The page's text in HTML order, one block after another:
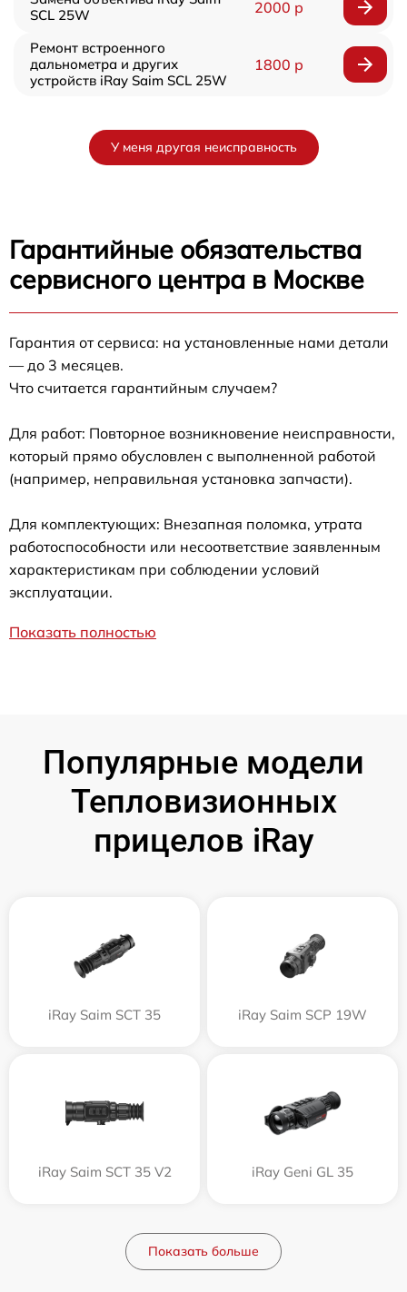
SCL 25W
2000 р
Ремонт встроенного
дальнометра и других
устройств iRay Saim SCL 25W
1800 р
У меня другая неисправность
Гарантийные обязательства
сервисного центра в Москве
Гарантия от сервиса: на установленные нами детали
— до 3 месяцев.
Что считается гарантийным случаем?
Для работ: Повторное возникновение неисправности,
который прямо обусловлен с выполненной работой
(например, неправильная установка запчасти).
Для комплектующих: Внезапная поломка, утрата
работоспособности или несоответствие заявленным
характеристикам при соблюдении условий
эксплуатации.
Показать полностью
Популярные модели
Тепловизионных
прицелов iRay
iRay Saim SCT 35 iRay Saim SCP 19W
iRay Saim SCT 35 V2 iRay Geni GL 35
Показать больше